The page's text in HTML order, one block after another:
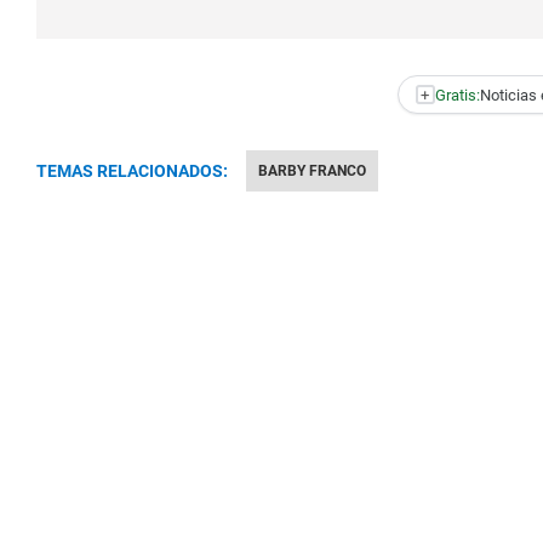
+ Gratis:Noticias
TEMAS RELACIONADOS: BARBY FRANCO